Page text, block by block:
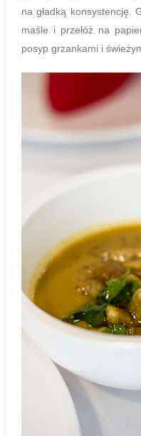
na gładką konsystencję.
maśle i przełóż na
posyp grzankami i